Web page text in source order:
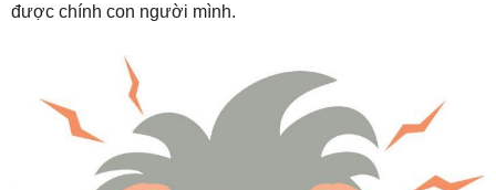
được chính con người mình.